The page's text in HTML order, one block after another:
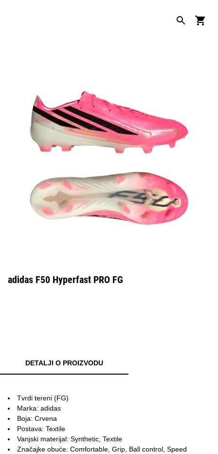
adidas F50 Hyperfast PRO FG
DETALJI O PROIZVODU
Tvrdi tereni (FG)
Marka: adidas
Boja: Crvena
Postava: Textile
Vanjski materijal: Synthetic, Textile
Značajke obuće: Comfortable, Grip, Ball control, Speed